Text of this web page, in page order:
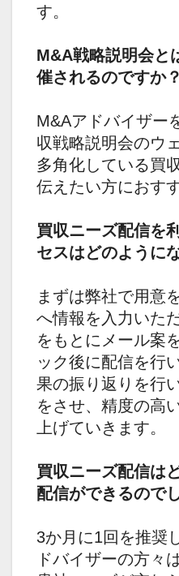
す。
M&A戦略説明会と
催されるのですか？
M&Aアドバイザー
収戦略説明会のウ
多角化している買
伝えたい方におす
買収ニーズ配信を
セスはどのように
まずは弊社で用意
へ情報を入力いた
をもとにメール案
ック後に配信を行
果の振り返りを行
をさせ、精度の高
上げていきます。
買収ニーズ配信は
配信ができるので
3か月に1回を推奨
ドバイザーの方々